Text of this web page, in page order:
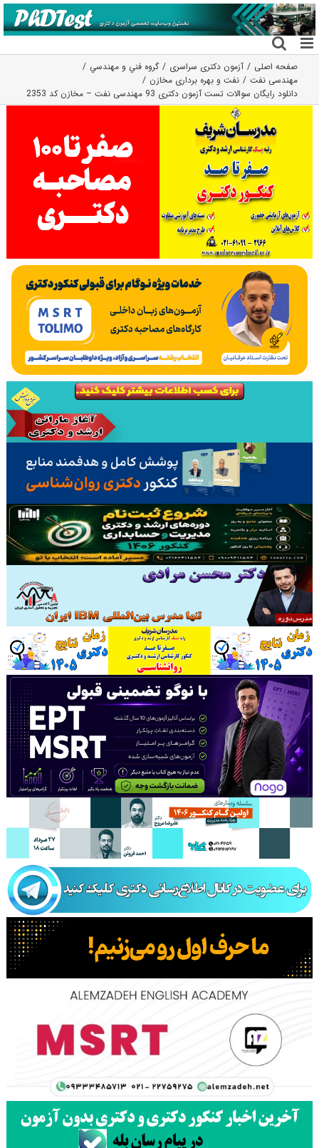
رفتن
به
محتوا
صفحه اصلی آزمون دکتری سراسری
گروه فني و مهندسي
مهندسی نفت
نفت و بهره برداری مخازن
دانلود رایگان سوالات تست آزمون دکتری 93 مهندسی نفت – مخازن کد 2353